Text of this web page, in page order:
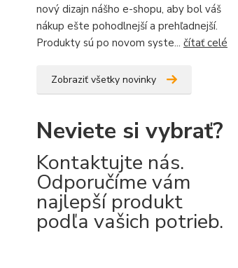
nový dizajn nášho e-shopu, aby bol váš
nákup ešte pohodlnejší a prehľadnejší.
Produkty sú po novom syste... čítať celé
Zobraziť všetky novinky
Neviete si vybrať?
Kontaktujte nás.
Odporučíme vám
najlepší produkt
podľa vašich potrieb.